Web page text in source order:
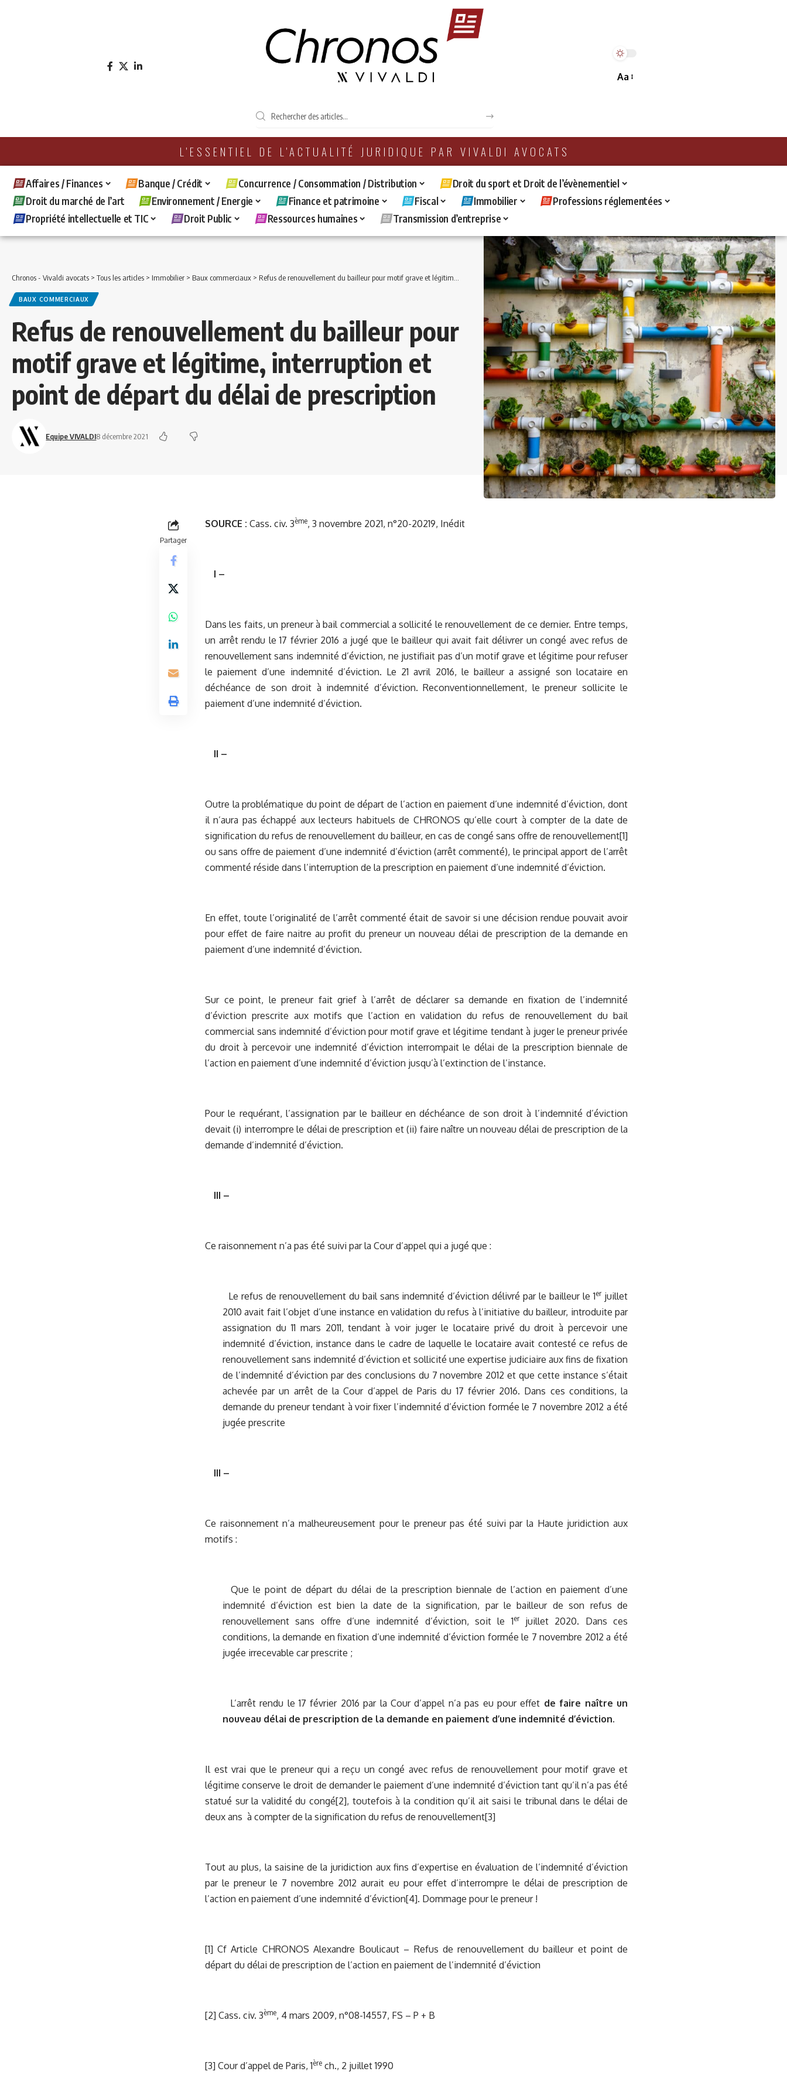
Aa
L'ESSENTIEL DE L'ACTUALITÉ JURIDIQUE PAR VIVALDI AVOCATS
Affaires / Finances Banque / Crédit Concurrence / Consommation / Distribution
Droit du sport et Droit de l’évènementiel
Droit du marché de l’art
Environnement / Energie Finance et patrimoine Fiscal Immobilier
Professions réglementées
Propriété intellectuelle et TIC
Droit Public Ressources humaines Transmission d’entreprise
Chronos - Vivaldi avocats > Tous les articles > Immobilier > Baux commerciaux > Refus de renouvellement du bailleur pour motif grave et légitime, interruption et point de départ du délai de prescription
BAUX COMMERCIAUX
Refus de renouvellement du bailleur pour
motif grave et légitime, interruption et
point de départ du délai de prescription
Equipe VIVALDI8 décembre 2021
Partager
SOURCE : Cass. civ. 3ème, 3 novembre 2021, n°20-20219, Inédit
I –
Dans les faits, un preneur à bail commercial a sollicité le renouvellement de ce dernier. Entre temps,
un arrêt rendu le 17 février 2016 a jugé que le bailleur qui avait fait délivrer un congé avec refus de
renouvellement sans indemnité d’éviction, ne justifiait pas d’un motif grave et légitime pour refuser
le paiement d’une indemnité d’éviction. Le 21 avril 2016, le bailleur a assigné son locataire en
déchéance de son droit à indemnité d’éviction. Reconventionnellement, le preneur sollicite le
paiement d’une indemnité d’éviction.
II –
Outre la problématique du point de départ de l’action en paiement d’une indemnité d’éviction, dont
il n’aura pas échappé aux lecteurs habituels de CHRONOS qu’elle court à compter de la date de
signification du refus de renouvellement du bailleur, en cas de congé sans offre de renouvellement[1]
ou sans offre de paiement d’une indemnité d’éviction (arrêt commenté), le principal apport de l’arrêt
commenté réside dans l’interruption de la prescription en paiement d’une indemnité d’éviction.
En effet, toute l’originalité de l’arrêt commenté était de savoir si une décision rendue pouvait avoir
pour effet de faire naitre au profit du preneur un nouveau délai de prescription de la demande en
paiement d’une indemnité d’éviction.
Sur ce point, le preneur fait grief à l’arrêt de déclarer sa demande en fixation de l’indemnité
d’éviction prescrite aux motifs que l’action en validation du refus de renouvellement du bail
commercial sans indemnité d’éviction pour motif grave et légitime tendant à juger le preneur privée
du droit à percevoir une indemnité d’éviction interrompait le délai de la prescription biennale de
l’action en paiement d’une indemnité d’éviction jusqu’à l’extinction de l’instance.
Pour le requérant, l’assignation par le bailleur en déchéance de son droit à l’indemnité d’éviction
devait (i) interrompre le délai de prescription et (ii) faire naître un nouveau délai de prescription de la
demande d’indemnité d’éviction.
III –
Ce raisonnement n’a pas été suivi par la Cour d’appel qui a jugé que :
Le refus de renouvellement du bail sans indemnité d’éviction délivré par le bailleur le 1erjuillet
2010 avait fait l’objet d’une instance en validation du refus à l’initiative du bailleur, introduite par
assignation du 11 mars 2011, tendant à voir juger le locataire privé du droit à percevoir une
indemnité d’éviction, instance dans le cadre de laquelle le locataire avait contesté ce refus de
renouvellement sans indemnité d’éviction et sollicité une expertise judiciaire aux fins de fixation
de l’indemnité d’éviction par des conclusions du 7 novembre 2012 et que cette instance s’était
achevée par un arrêt de la Cour d’appel de Paris du 17 février 2016. Dans ces conditions, la
demande du preneur tendant à voir fixer l’indemnité d’éviction formée le 7 novembre 2012 a été
jugée prescrite
III –
Ce raisonnement n’a malheureusement pour le preneur pas été suivi par la Haute juridiction aux
motifs :
Que le point de départ du délai de la prescription biennale de l’action en paiement d’une
indemnité d’éviction est bien la date de la signification, par le bailleur de son refus de
renouvellement sans offre d’une indemnité d’éviction, soit le 1erjuillet 2020. Dans ces
conditions, la demande en fixation d’une indemnité d’éviction formée le 7 novembre 2012 a été
jugée irrecevable car prescrite ;
L’arrêt rendu le 17 février 2016 par la Cour d’appel n’a pas eu pour effet de faire naître un
nouveau délai de prescription de la demande en paiement d’une indemnité d’éviction.
Il est vrai que le preneur qui a reçu un congé avec refus de renouvellement pour motif grave et
légitime conserve le droit de demander le paiement d’une indemnité d’éviction tant qu’il n’a pas été
statué sur la validité du congé[2], toutefois à la condition qu’il ait saisi le tribunal dans le délai de
deux ans à compter de la signification du refus de renouvellement[3]
Tout au plus, la saisine de la juridiction aux fins d’expertise en évaluation de l’indemnité d’éviction
par le preneur le 7 novembre 2012 aurait eu pour effet d’interrompre le délai de prescription de
l’action en paiement d’une indemnité d’éviction[4]. Dommage pour le preneur !
[1] Cf Article CHRONOS Alexandre Boulicaut – Refus de renouvellement du bailleur et point de
départ du délai de prescription de l’action en paiement de l’indemnité d’éviction
[2] Cass. civ. 3ème, 4 mars 2009, n°08-14557, FS – P + B
[3] Cour d’appel de Paris, 1ère ch., 2 juillet 1990